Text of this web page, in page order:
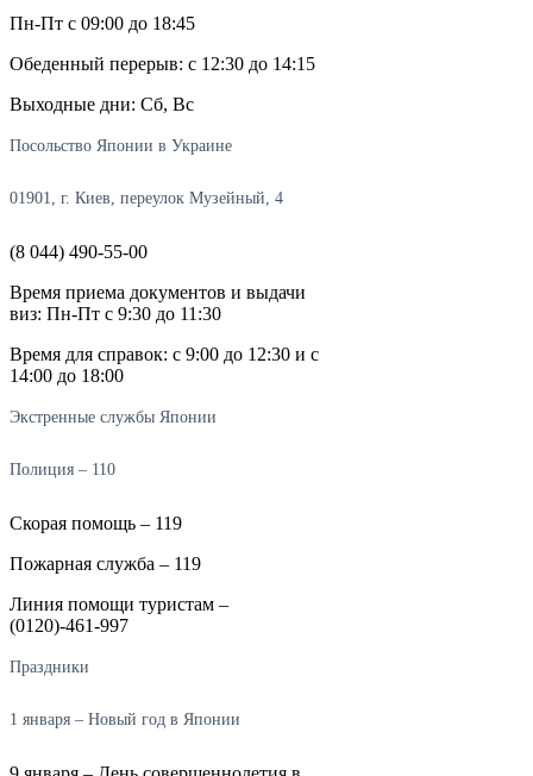
Пн-Пт с 09:00 до 18:45
Обеденный перерыв: с 12:30 до 14:15
Выходные дни: Сб, Вс
Посольство Японии в Украине
01901, г. Киев, переулок Музейный, 4
(8 044) 490-55-00
Время приема документов и выдачи
виз: Пн-Пт с 9:30 до 11:30
Время для справок: с 9:00 до 12:30 и с
14:00 до 18:00
Экстренные службы Японии
Полиция – 110
Скорая помощь – 119
Пожарная служба – 119
Линия помощи туристам –
(0120)-461-997
Праздники
1 января – Новый год в Японии